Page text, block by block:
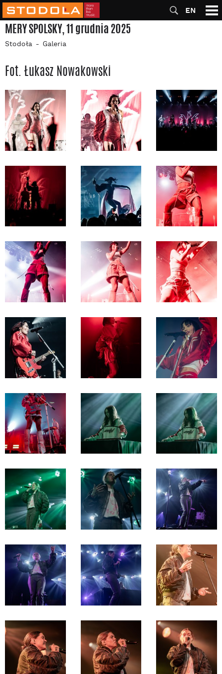
EN
MERY SPOLSKY, 11 grudnia 2025
Stodoła Galeria
Fot. Łukasz Nowakowski